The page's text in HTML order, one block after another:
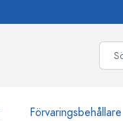
Förvaringsbehållare